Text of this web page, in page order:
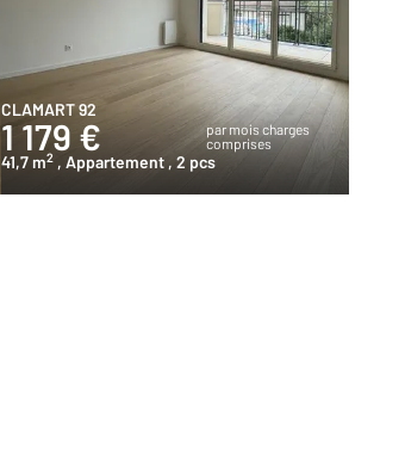
CLAMART 92
1 179 €
par mois charges
comprises
41,7 m2 , Appartement , 2 pcs